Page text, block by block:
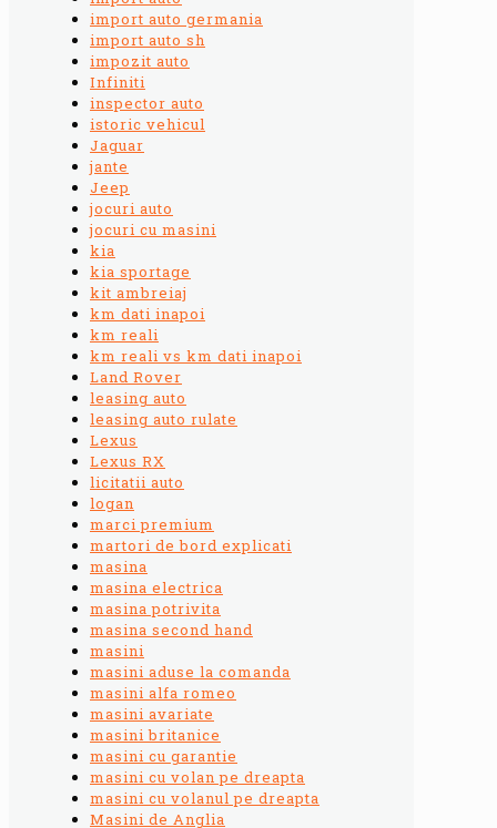
import auto germania
import auto sh
impozit auto
Infiniti
inspector auto
istoric vehicul
Jaguar
jante
Jeep
jocuri auto
jocuri cu masini
kia
kia sportage
kit ambreiaj
km dati inapoi
km reali
km reali vs km dati inapoi
Land Rover
leasing auto
leasing auto rulate
Lexus
Lexus RX
licitatii auto
logan
marci premium
martori de bord explicati
masina
masina electrica
masina potrivita
masina second hand
masini
masini aduse la comanda
masini alfa romeo
masini avariate
masini britanice
masini cu garantie
masini cu volan pe dreapta
masini cu volanul pe dreapta
Masini de Anglia